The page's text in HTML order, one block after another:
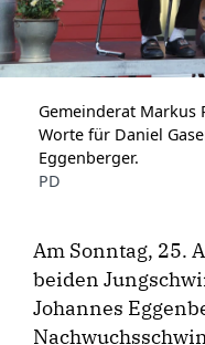
Gemeinderat Markus
Worte für Daniel
Eggenberger.
PD
Am Sonntag, 25.
beiden
Johannes